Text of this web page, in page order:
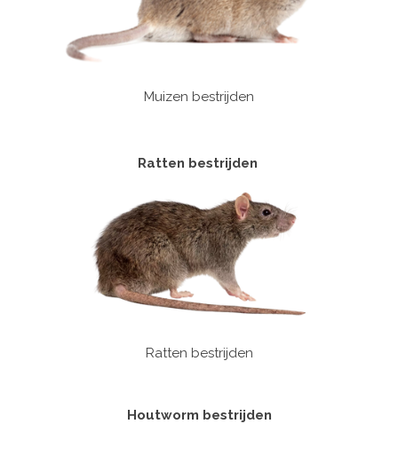
Muizen bestrijden
Ratten bestrijden
Ratten bestrijden
Houtworm bestrijden